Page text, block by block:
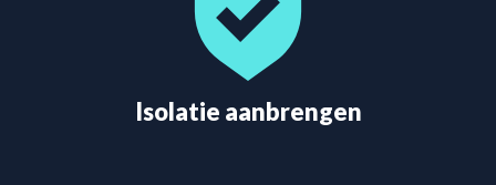
Isolatie aanbrengen